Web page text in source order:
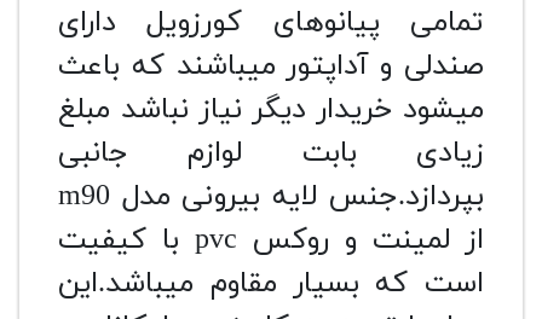
تمامی پیانوهای کورزویل دارای
صندلی و آداپتور میباشند که باعث
میشود خریدار دیگر نیاز نباشد مبلغ
زیادی بابت لوازم جانبی
بپردازد.جنس لایه بیرونی مدل m90
از لمینت و روکس pvc با کیفیت
است که بسیار مقاوم میباشد.این